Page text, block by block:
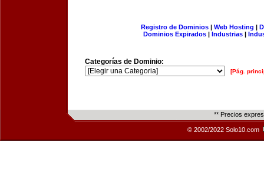
Registro de Dominios| Web Hosting |
Dominios Expirados | Industrias |
Categorías de Dominio:
[Pág.
** Precios
© 2002/2022 Solo10.com